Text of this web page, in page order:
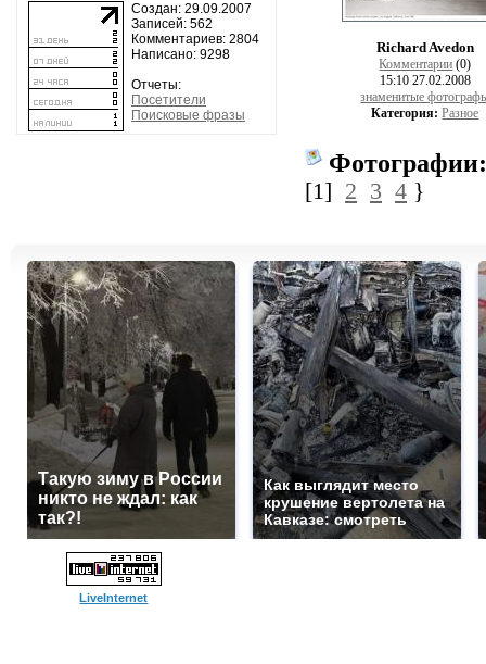
Создан: 29.09.2007
Записей: 562
Комментариев: 2804
Написано: 9298
Отчеты:
Посетители
Поисковые фразы
Richard Avedon
Комментарии (0)
15:10 27.02.2008
знаменитые
Категория: Разное
[1] 2 3 4 }
Такую зиму в России
никто не ждал: как
так?!
Как выглядит место
крушение вертолета на
Кавказе: смотреть
LiveInternet